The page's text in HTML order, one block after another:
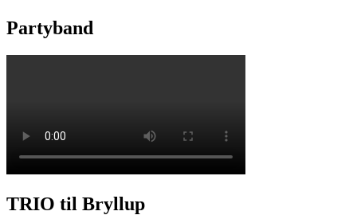
Partyband
TRIO til Bryllup